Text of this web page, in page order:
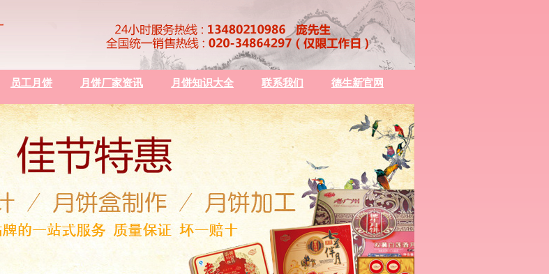
员工月饼 月饼厂家资讯 月饼知识大全 联系我们 德生新官网